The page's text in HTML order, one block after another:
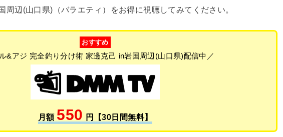
周辺(山口県)（バラエティ）をお得に視聴してみてください。
おすすめ
&アジ 完全釣り分け術 家邊克己 in岩国周辺(山口県)配信中／
月額 550 円【30日間無料】